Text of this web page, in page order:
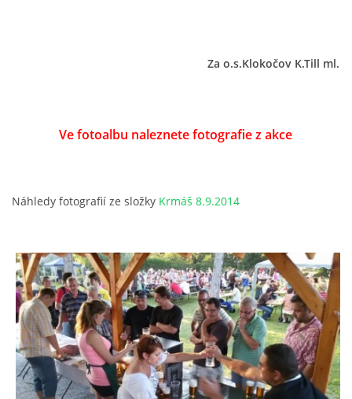
Za o.s.Klokočov K.Till ml.
Ve fotoalbu naleznete fotografie z akce
Náhledy fotografií ze složky Krmáš 8.9.2014